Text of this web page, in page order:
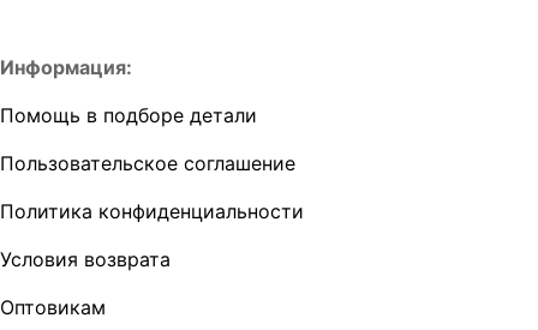
Информация:
Помощь в подборе детали
Пользовательское соглашение
Политика конфиденциальности
Условия возврата
Оптовикам